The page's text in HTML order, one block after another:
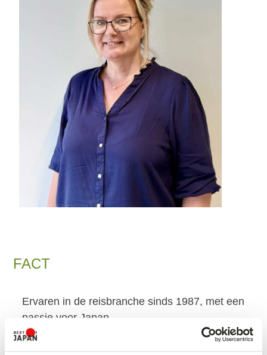
FACT
Ervaren in de reisbranche sinds 1987, met een
passie voor Japan